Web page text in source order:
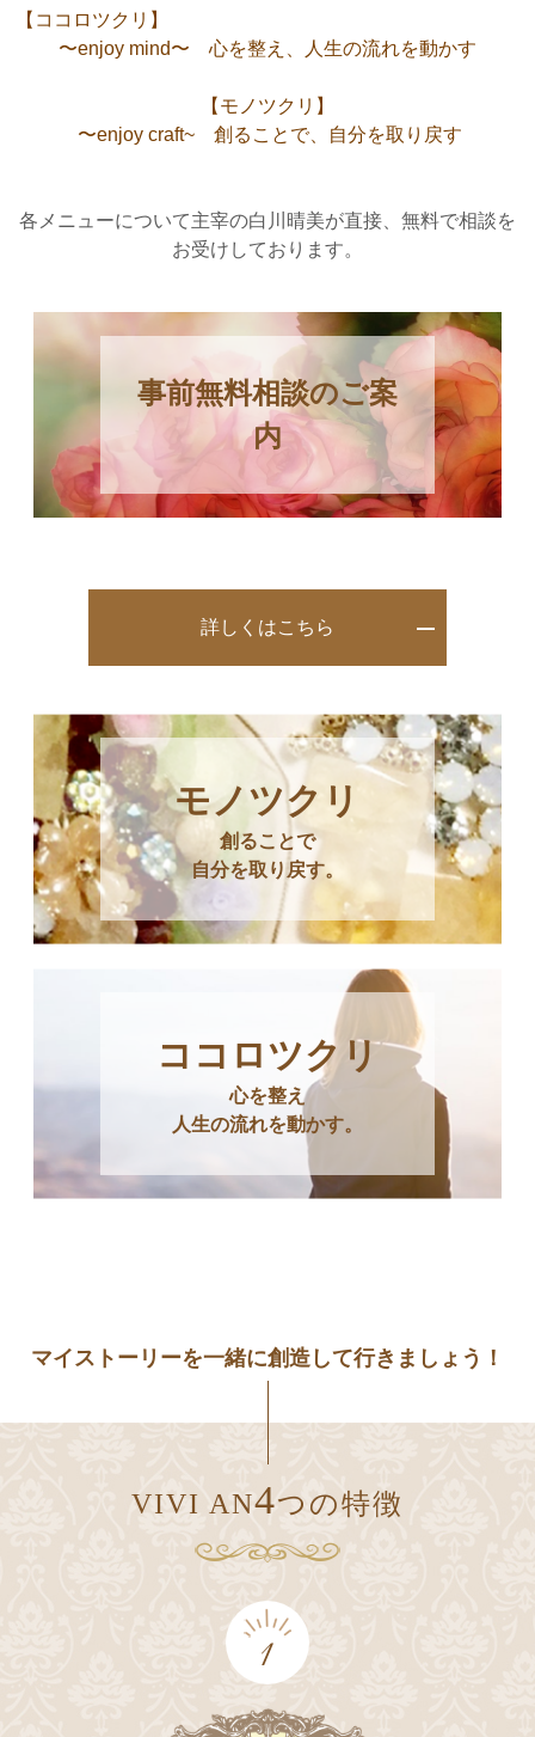
【ココロツクリ】
〜enjoy mind〜 心を整え 人 生の流れを動かす
【 モ ノ ツク リ 】
〜enjoy craft~ 創ることで、自分を取り戻す
各メニューについて主宰の白川晴美が直接、無料で相談を
お受けしております。
事前無料相談のご案
内
詳しくはこちら
モノツクリ
創ることで
自分を取り戻す。
ココロツクリ
心を整え
人生の流れを動かす。
マイストーリーを⼀緒に創造して行きましょう！
VIVI AN4つの特徴
1